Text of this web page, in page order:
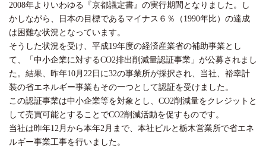
2008年よりいわゆる『京都議定書』の実行期間となりました。し
かしながら、日本の目標であるマイナス６％（1990年比）の達成
は困難な状況となっています。
そうした状況を受け、平成19年度の経済産業省の補助事業とし
て、「中小企業に対するCO2排出削減量認証事業」が公募されまし
た。結果、昨年10月22日に32の事業所が採択され、当社、裕幸計
装の省エネルギー事業もその一つとして認証を受けました。
この認証事業は中小企業等を対象とし、CO2削減量をクレジットと
して売買可能とすることでCO2削減活動を促すものです。
当社は昨年12月から本年2月まで、本社ビルと栃木営業所で省エネ
ルギー事業工事を行いました。